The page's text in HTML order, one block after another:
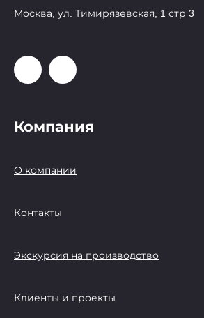
Москва, ул. Тимирязевская, 1 стр 3
Компания
О компании
Контакты
Экскурсия на производство
Клиенты и проекты